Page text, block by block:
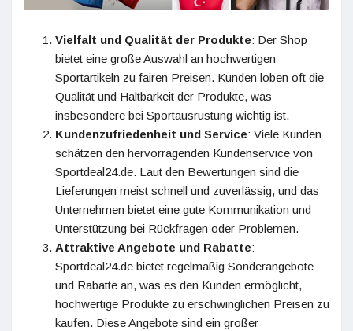
Vielfalt und Qualität der Produkte: Der Shop
bietet eine große Auswahl an hochwertigen
Sportartikeln zu fairen Preisen. Kunden loben oft die
Qualität und Haltbarkeit der Produkte, was
insbesondere bei Sportausrüstung wichtig ist​​.
Kundenzufriedenheit und Service: Viele Kunden
schätzen den hervorragenden Kundenservice von
Sportdeal24.de. Laut den Bewertungen sind die
Lieferungen meist schnell und zuverlässig, und das
Unternehmen bietet eine gute Kommunikation und
Unterstützung bei Rückfragen oder Problemen​.
Attraktive Angebote und Rabatte:
Sportdeal24.de bietet regelmäßig Sonderangebote
und Rabatte an, was es den Kunden ermöglicht,
hochwertige Produkte zu erschwinglichen Preisen zu
kaufen. Diese Angebote sind ein großer